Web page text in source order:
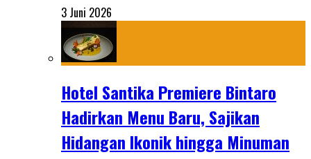
3 Juni 2026
Hotel Santika Premiere Bintaro
Hadirkan Menu Baru, Sajikan
Hidangan Ikonik hingga Minuman